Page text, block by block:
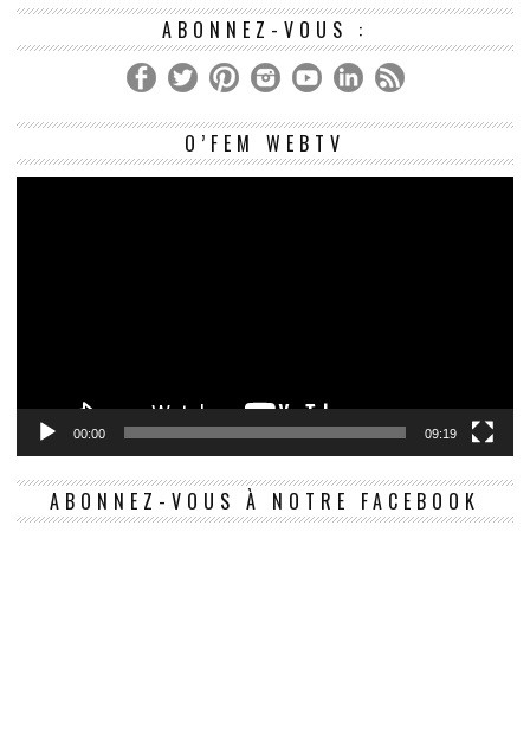
ABONNEZ-VOUS :
O’FEM WEBTV
00:00 09:19
ABONNEZ-VOUS À NOTRE FACEBOOK